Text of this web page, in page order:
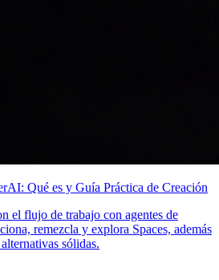
Qué es y Guía Práctica de Creación
el flujo de trabajo con agentes de
remezcla y explora Spaces, además
sólidas.